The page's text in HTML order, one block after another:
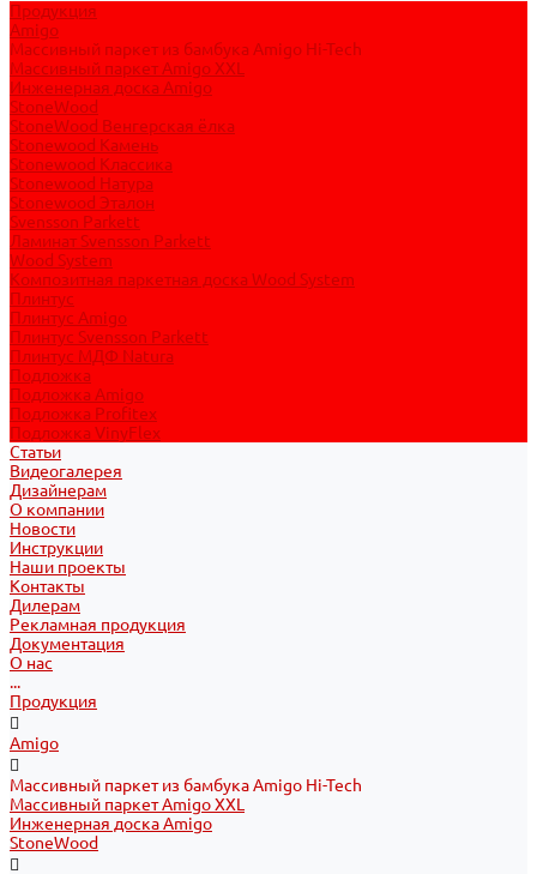
Продукция
Amigo
Массивный паркет из бамбука Amigo Hi-Tech
Массивный паркет Amigo XXL
Инженерная доска Amigo
StoneWood
StoneWood Венгерская ёлка
Stonewood Камень
Stonewood Классика
Stonewood Натура
Stonewood Эталон
Svensson Parkett
Ламинат Svensson Parkett
Wood System
Композитная паркетная доска Wood System
Плинтус
Плинтус Amigo
Плинтус Svensson Parkett
Плинтус МДФ Natura
Подложка
Подложка Amigo
Подложка Profitex
Подложка VinyFlex
Статьи
Видеогалерея
Дизайнерам
О компании
Новости
Инструкции
Наши проекты
Контакты
Дилерам
Рекламная продукция
Документация
О нас
...
Продукция
Amigo
Массивный паркет из бамбука Amigo Hi-Tech
Массивный паркет Amigo XXL
Инженерная доска Amigo
StoneWood